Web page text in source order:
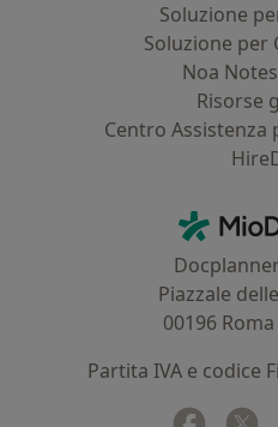
Soluzione
Soluzione per
Noa Notes
Risorse
Centro
Piazzale
00196
Partita IVA e codice
si